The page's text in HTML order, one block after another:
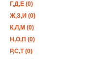
Г,Д,Е (0)
Ж,З,И (0)
К,Л,М (0)
Н,О,П (0)
Р,С,Т (0)